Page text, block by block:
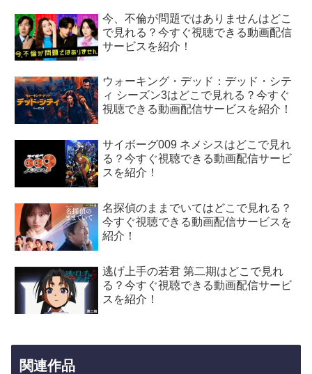
今、不倫が問題ではありませんはどこ
で見れる？今すぐ視聴できる動画配信
サービスを紹介！
ウォーキング・デッド：デッド・シテ
ィ シーズン3はどこで見れる？今すぐ
視聴できる動画配信サービスを紹介！
サイボーグ009 ネメシスはどこで見れ
る？今すぐ視聴できる動画配信サービ
スを紹介！
名探偵のままでいてはどこで見れる？
今すぐ視聴できる動画配信サービスを
紹介！
逃げ上手の若君 第二期はどこで見れ
る？今すぐ視聴できる動画配信サービ
スを紹介！
関連作品